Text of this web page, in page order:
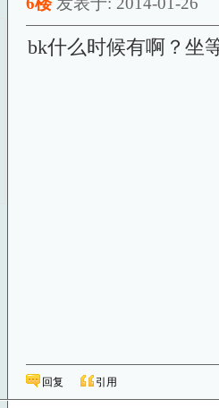
bk什么时候有啊？
回复 引用